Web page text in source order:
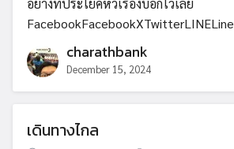
อย่างที่ประโยคหัวเรื่องบอกไว้เลย
FacebookFacebookXTwitterLINELine
charathbank
December 15, 2024
เดินทางไกล